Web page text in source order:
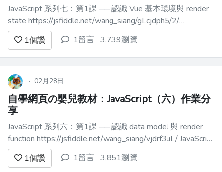
JavaScript 系列七：第1課 ── 認識 Vue 基本環境與 render
state https://jsfiddle.net/wang_siang/gLcjdph5/2/
JavaScript 系列七：第2課 ── 體驗一下 Reactivity 的效果與
便利 https://...
1個讚 1留言 3,739瀏覽
· 02月28日
自學網頁の嬰兒教材：JavaScript（六）作業分
享
JavaScript 系列六：第1課 ── 認識 data model 與 render
function https://jsfiddle.net/wang_siang/vjdrf3uL/ JavaScript
系列六：第2課 ── 認識陣列操作 https://jsfiddle.net...
1個讚 1留言 3,851瀏覽